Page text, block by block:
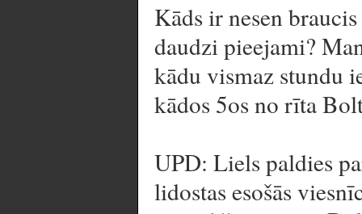
Kāds ir nesen
daudzi pieejami?
kādu vismaz stundu
kādos 5os no rīta
UPD: Liels paldies
lidostas esošās